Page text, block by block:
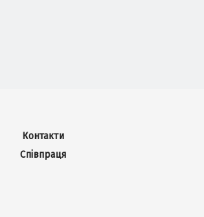
Контакти
Співпраця